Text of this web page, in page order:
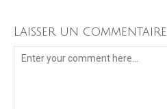
Laisser un commentaire